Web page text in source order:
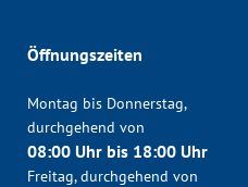
Öffnungszeiten
Montag bis Donnerstag,
durchgehend von
08:00 Uhr bis 18:00 Uhr
Freitag, durchgehend von